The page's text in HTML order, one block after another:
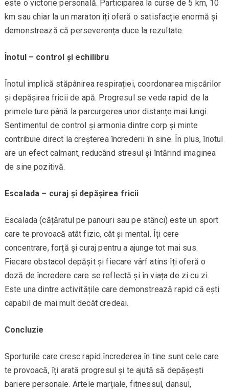
este o victorie personală. Participarea la curse de 5 km, 10
km sau chiar la un maraton îți oferă o satisfacție enormă și
demonstrează că perseverența duce la rezultate.
Înotul – control și echilibru
Înotul implică stăpânirea respirației, coordonarea mișcărilor
și depășirea fricii de apă. Progresul se vede rapid: de la
primele ture până la parcurgerea unor distanțe mai lungi.
Sentimentul de control și armonia dintre corp și minte
contribuie direct la creșterea încrederii în sine. În plus, înotul
are un efect calmant, reducând stresul și întărind imaginea
de sine pozitivă.
Escalada – curaj și depășirea fricii
Escalada (cățăratul pe panouri sau pe stânci) este un sport
care te provoacă atât fizic, cât și mental. Îți cere
concentrare, forță și curaj pentru a ajunge tot mai sus.
Fiecare obstacol depășit și fiecare vârf atins îți oferă o
doză de încredere care se reflectă și în viața de zi cu zi.
Este una dintre activitățile care demonstrează rapid că ești
capabil de mai mult decât credeai.
Concluzie
Sporturile care cresc rapid încrederea în tine sunt cele care
te provoacă, îți arată progresul și te ajută să depășești
bariere personale. Artele marțiale, fitnessul, dansul,